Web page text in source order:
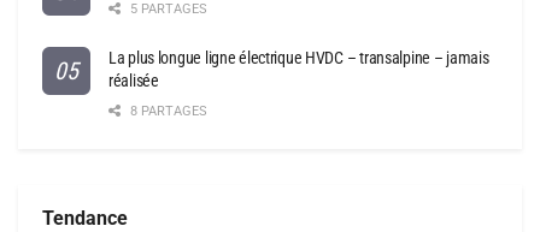
5 PARTAGES
La plus longue ligne électrique HVDC – transalpine – jamais
réalisée
8 PARTAGES
Tendance